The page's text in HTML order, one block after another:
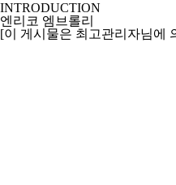
INTRODUCTION
엔리코 엠브롤리
[이 게시물은 최고관리자님에